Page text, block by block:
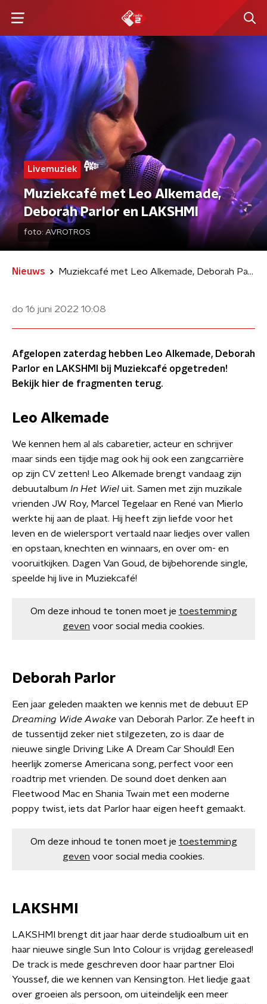
Livemuziek
Muziekcafé met Leo Alkemade,
Deborah Parlor en LAKSHMI
foto: AVROTROS
Nieuws Muziekcafé met Leo Alkemade, Deborah Parlor en LAKSHMI
do 16 juni 2022 10:08
Afgelopen zaterdag hebben Leo Alkemade, Deborah
Parlor en LAKSHMI bij Muziekcafé opgetreden!
Bekijk hier de fragmenten terug.
Leo Alkemade
We kennen hem al als cabaretier, acteur en schrijver
maar sinds een tijdje mag ook hij ook een zangcarrière
op zijn CV zetten! Leo Alkemade brengt vandaag zijn
debuutalbum In Het Wiel uit. Samen met zijn muzikale
vrienden JW Roy, Marcel Tegelaar en René van Mierlo
werkte hij aan de plaat. Hij heeft zijn liefde voor het
leven en de wielersport vertaald naar liedjes over vallen
en opstaan, knechten en winnaars, en over om- en
vooruitkijken. Dagen Van Goud, de bijbehorende single,
speelde hij live in Muziekcafé!
Om deze inhoud te tonen moet je toestemming
geven voor social media cookies.
Deborah Parlor
Een jaar geleden maakten we kennis met de debuut EP
Dreaming Wide Awake van Deborah Parlor. Ze heeft in
de tussentijd zeker niet stilgezeten, zo is daar de
nieuwe single Driving Like A Dream Car Should! Een
heerlijk zomerse Americana song, perfect voor een
roadtrip met vrienden. De sound doet denken aan
Fleetwood Mac en Shania Twain met een moderne
poppy twist, iets dat Parlor haar eigen heeft gemaakt.
Om deze inhoud te tonen moet je toestemming
geven voor social media cookies.
LAKSHMI
LAKSHMI brengt dit jaar haar derde studioalbum uit en
haar nieuwe single Sun Into Colour is vrijdag gereleased!
De track is mede geschreven door haar partner Eloi
Youssef, die we kennen van Kensington. Het liedje gaat
over groeien als persoon, om uiteindelijk een meer